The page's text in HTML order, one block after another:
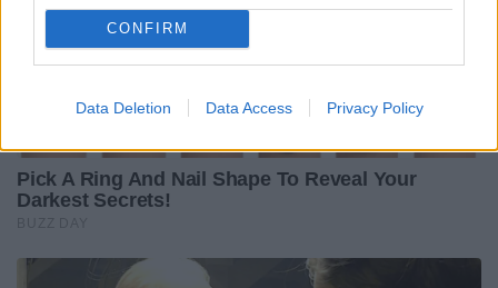
CONFIRM
Data Deletion Data Access Privacy Policy